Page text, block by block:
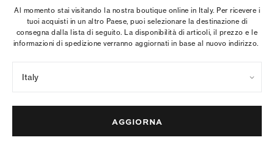
Al momento stai visitando la nostra boutique online in Italy. Per ricevere i
tuoi acquisti in un altro Paese, puoi selezionare la destinazione di
consegna dalla lista di seguito. La disponibilità di articoli, il prezzo e le
informazioni di spedizione verranno aggiornati in base al nuovo indirizzo.
Italy
AGGIORNA